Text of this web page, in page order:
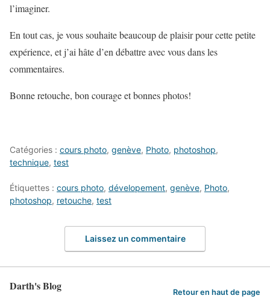
l’imaginer.
En tout cas, je vous souhaite beaucoup de plaisir pour cette petite
expérience, et j’ai hâte d’en débattre avec vous dans les
commentaires.
Bonne retouche, bon courage et bonnes photos!
Catégories : cours photo, genève, Photo, photoshop,
technique, test
Étiquettes : cours photo, dévelopement, genève, Photo,
photoshop, retouche, test
Laissez un commentaire
Darth's Blog Retour en haut de page